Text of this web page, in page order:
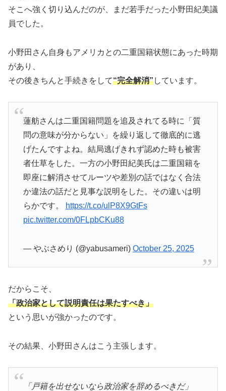
そこへ強く切り込んだのが、まだ若手だった小野田紀美議
員でした。
小野田さん自身もアメリカとの二重国籍状態にあった時期
があり、
その後きちんと手続きをして“完全解消”しています。
蓮舫さんは二重国籍問題を追及されてる時に「質
問の意味が分からない」を繰り返して徹底的に逃
げたんですよね。結局逃げきれず認めた時も被害
者仕草をした。一方の小野田紀美氏は二重国籍を
即座に解消させてルーツや差別の話ではなく合法
か違法の話だと見事な説明をした。その違いは明
らかです。
https://t.co/ulP8X9GtFs
pic.twitter.com/0FLpbCKu88
— やぶさめり (@yabusameri) October 25, 2025
だからこそ、
「政治家として説明責任は果たすべき」
という思いが強かったのです。
その結果、小野田さんはこう主張します。
「戸籍を出せないなら政治家を辞めるべきだ」